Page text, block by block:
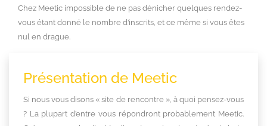
Chez Meetic impossible de ne pas dénicher quelques rendez-
vous étant donné le nombre d’inscrits, et ce même si vous êtes
nul en drague.
Présentation de Meetic
Si nous vous disons « site de rencontre », à quoi pensez-vous
? La plupart d’entre vous répondront probablement Meetic.